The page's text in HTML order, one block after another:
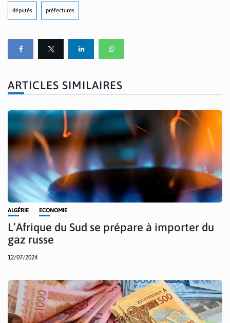
députés préfectures
ARTICLES SIMILAIRES
ALGÉRIE ECONOMIE
L’Afrique du Sud se prépare à importer du
gaz russe
12/07/2024